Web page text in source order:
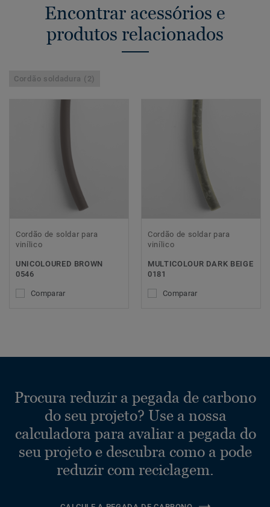
Encontrar acessórios e
produtos relacionados
Cordão soldadura (2)
Cordão de soldar para
vinílico
UNICOLOURED BROWN
0546
Comparar
Cordão de soldar para
vinílico
MULTICOLOUR DARK BEIGE
0181
Comparar
Procura reduzir a pegada de carbono
do seu projeto? Use a nossa
calculadora para avaliar a pegada do
seu projeto e descubra como a pode
reduzir com reciclagem.